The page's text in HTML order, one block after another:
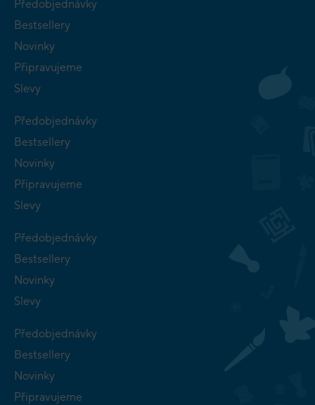
Předobjednávky
Bestsellery
Novinky
Připravujeme
Slevy
Předobjednávky
Bestsellery
Novinky
Připravujeme
Slevy
Předobjednávky
Bestsellery
Novinky
Slevy
Předobjednávky
Bestsellery
Novinky
Připravujeme